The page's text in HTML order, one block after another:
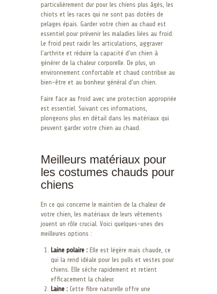
particulièrement dur pour les chiens plus âgés, les
chiots et les races qui ne sont pas dotées de
pelages épais. Garder votre chien au chaud est
essentiel pour prévenir les maladies liées au froid.
Le froid peut raidir les articulations, aggraver
l’arthrite et réduire la capacité d’un chien à
générer de la chaleur corporelle. De plus, un
environnement confortable et chaud contribue au
bien-être et au bonheur général d’un chien.
Faire face au froid avec une protection appropriée
est essentiel. Suivant ces informations,
plongeons plus en détail dans les matériaux qui
peuvent garder votre chien au chaud.
Meilleurs matériaux pour
les costumes chauds pour
chiens
En ce qui concerne le maintien de la chaleur de
votre chien, les matériaux de leurs vêtements
jouent un rôle crucial. Voici quelques-unes des
meilleures options :
Laine polaire : Elle est légère mais chaude, ce
qui la rend idéale pour les pulls et vestes pour
chiens. Elle sèche rapidement et retient
efficacement la chaleur.
Laine : Cette fibre naturelle offre une